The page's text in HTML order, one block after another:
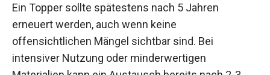
Ein Topper sollte spätestens nach 5 Jahren
erneuert werden, auch wenn keine
offensichtlichen Mängel sichtbar sind. Bei
intensiver Nutzung oder minderwertigen